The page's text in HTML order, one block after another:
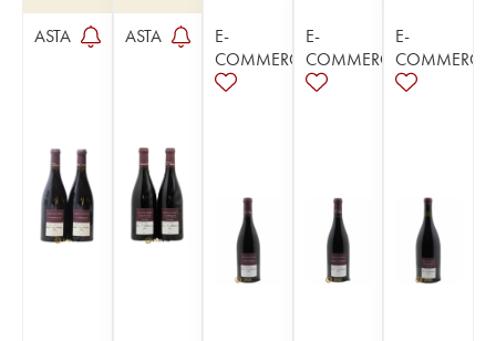
ASTA ASTA
E-
COMMERCE
E-
COMMERCE
E-
COMMERCE